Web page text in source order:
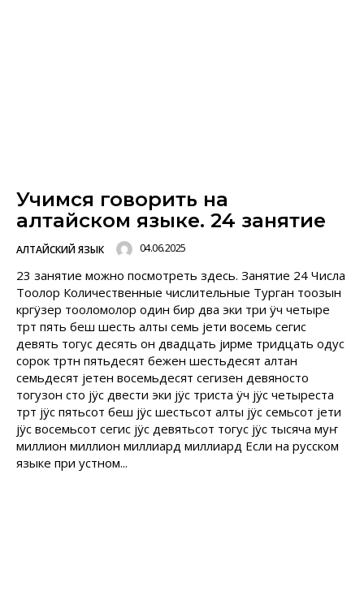
Учимся говорить на
алтайском языке. 24 занятие
АЛТАЙСКИЙ ЯЗЫК 04.06.2025
23 занятие можно посмотреть здесь. Занятие 24 Числа
Тоолор Количественные числительные Турган тоозын
кӧргÿзер тооломолор один бир два эки три ÿч четыре
тӧрт пять беш шесть алты семь jети восемь cегис
девять тогус десять он двадцать jирме тридцать одус
сорок тӧртӧн пятьдесят бежен шестьдесят алтан
семьдесят jетен восемьдесят сегизен девяносто
тогузон сто jÿс двести эки jÿс триста ÿч jÿс четыреста
тӧрт jÿс пятьсот беш jÿс шестьсот алты jÿс семьсот jети
jÿс восемьсот cегис jÿс девятьсот тогус jÿс тысяча муҥ
миллион миллион миллиард миллиард Если на русском
языке при устном...